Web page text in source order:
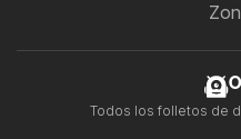
Todos los folletos de